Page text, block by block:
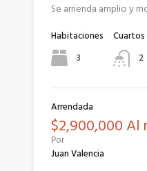
Se arrienda amplio y
Habitaciones
3
2
Arrendada
$2,900,000 Al
Por
Juan Valencia